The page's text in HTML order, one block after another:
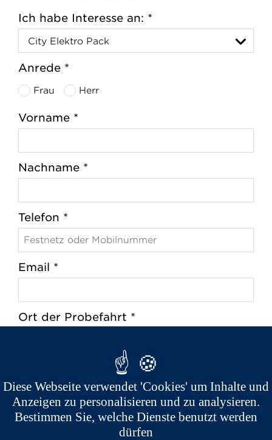
Ich habe Interesse an: *
Anrede *
Frau Herr
Vorname *
Nachname *
Telefon *
Email *
Ort der Probefahrt *
Nach Händlern in der Nähe
suchen
Diese Webseite verwendet 'Cookies' um Inhalte und
Anzeigen zu personalisieren und zu analysieren.
Bestimmen Sie, welche Dienste benutzt werden
dürfen